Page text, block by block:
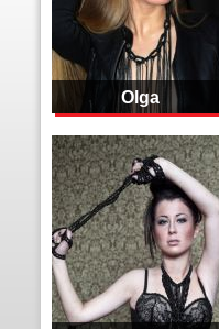
Olga